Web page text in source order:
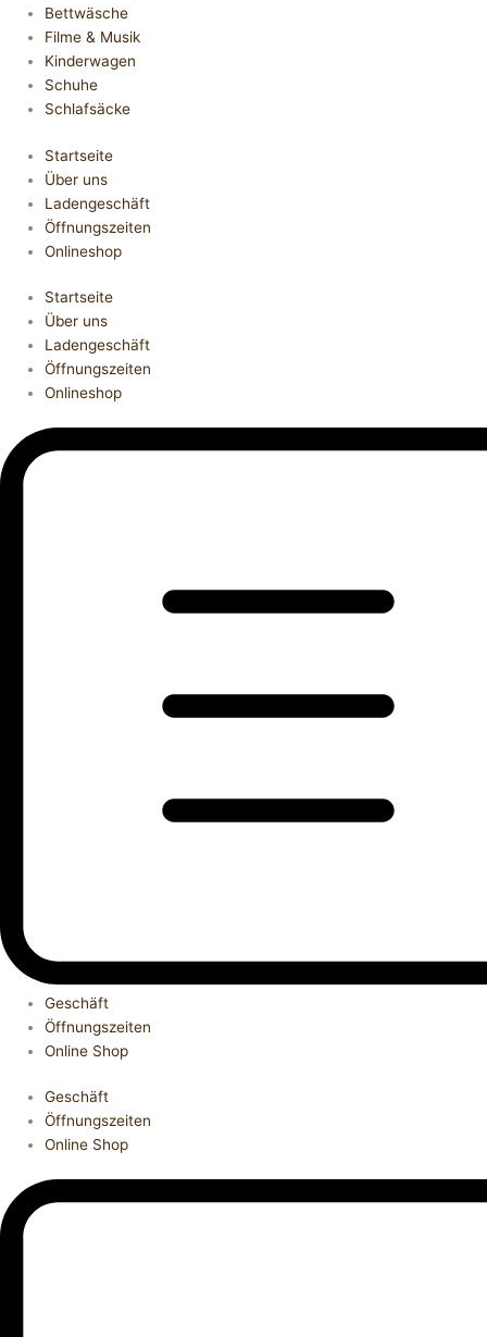
Bettwäsche
Filme & Musik
Kinderwagen
Schuhe
Schlafsäcke
Startseite
Über uns
Ladengeschäft
Öffnungszeiten
Onlineshop
Startseite
Über uns
Ladengeschäft
Öffnungszeiten
Onlineshop
Geschäft
Öffnungszeiten
Online Shop
Geschäft
Öffnungszeiten
Online Shop